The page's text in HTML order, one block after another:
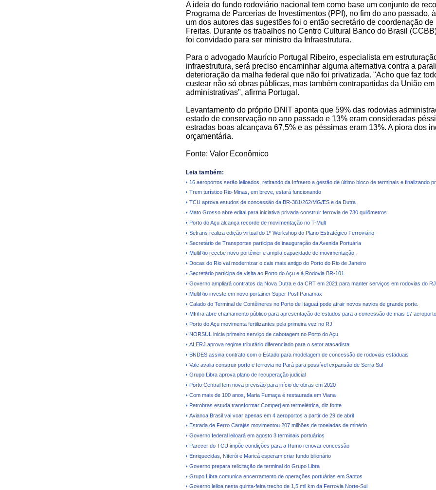
A ideia do fundo rodoviário nacional tem como base um conjunto de
Programa de Parcerias de Investimentos (PPI), no fim do ano passado,
um dos autores das sugestões foi o então secretário de coordenação
Freitas. Durante os trabalhos no Centro Cultural Banco do Brasil
foi convidado para ser ministro da Infraestrutura.
Para o advogado Maurício Portugal Ribeiro, especialista em
infraestrutura, será preciso encaminhar alguma alternativa contra a
deterioração da malha federal que não foi privatizada. "Acho que faz
custear não só obras públicas, mas também contrapartidas da União
administrativas", afirma Portugal.
Levantamento do próprio DNIT aponta que 59% das rodovias
estado de conservação no ano passado e 13% eram consideradas
estradas boas alcançava 67,5% e as péssimas eram 13%. A piora dos
orçamentária.
Fonte: Valor Econômico
Leia também:
16 aeroportos serão leiloados, retirando da Infraero a gestão de último bloco de terminais e finalizando
Trem turístico Rio-Minas, em breve, estará funcionando
TCU aprova estudos de concessão da BR-381/262/MG/ES e da Dutra
Mato Grosso abre edital para iniciativa privada construir ferrovia de 730 quilômetros
Porto do Açu alcança recorde de movimentação no T-Mult
Setrans realiza edição virtual do 1º Workshop do Plano Estratégico Ferroviário
Secretário de Transportes participa de inauguração da Avenida Portuária
MultiRio recebe novo portêiner e amplia capacidade de movimentação.
Docas do Rio vai modernizar o cais mais antigo do Porto do Rio de Janeiro
Secretário participa de visita ao Porto do Açu e à Rodovia BR-101
Governo ampliará contratos da Nova Dutra e da CRT em 2021 para manter serviços em rodovias do RJ
MultiRio investe em novo portainer Super Post Panamax
Calado do Terminal de Contêineres no Porto de Itaguaí pode atrair novos navios de grande porte.
MInfra abre chamamento público para apresentação de estudos para a concessão de mais 17
Porto do Açu movimenta fertilizantes pela primeira vez no RJ
NORSUL inicia primeiro serviço de cabotagem no Porto do Açu
ALERJ aprova regime tributário diferenciado para o setor atacadista.
BNDES assina contrato com o Estado para modelagem de concessão de rodovias estaduais
Vale avalia construir porto e ferrovia no Pará para possível expansão de Serra Sul
Grupo Libra aprova plano de recuperação judicial
Porto Central tem nova previsão para início de obras em 2020
Com mais de 100 anos, Maria Fumaça é restaurada em Viana
Petrobras estuda transformar Comperj em termelétrica, diz fonte
Avianca Brasil vai voar apenas em 4 aeroportos a partir de 29 de abril
Estrada de Ferro Carajás movimentou 207 milhões de toneladas de minério
Governo federal leiloará em agosto 3 terminais portuários
Parecer do TCU impõe condições para a Rumo renovar concessão
Enriquecidas, Niterói e Maricá esperam criar fundo bilionário
Governo prepara relicitação de terminal do Grupo Libra
Grupo Libra comunica encerramento de operações portuárias em Santos
Governo leiloa nesta quinta-feira trecho de 1,5 mil km da Ferrovia Norte-Sul